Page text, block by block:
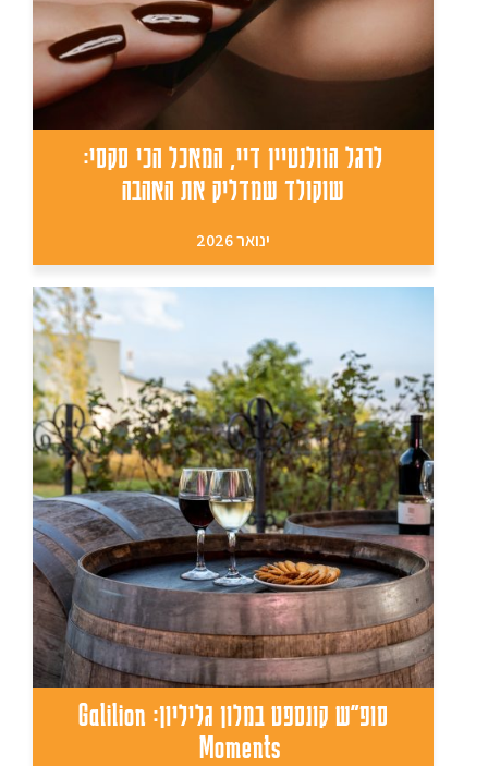
לרגל הוולנטיין דיי, המאכל הכי סקסי:
שוקולד שמדליק את האהבה
ינואר 2026
סופ"ש קונספט במלון גליליון: Galilion
Moments